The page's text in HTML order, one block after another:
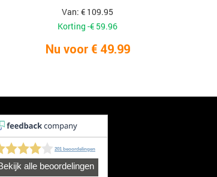
Van: € 109.95
Korting -€ 59.96
Nu voor € 49.99